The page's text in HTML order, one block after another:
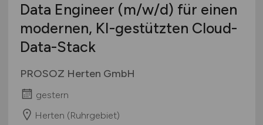
Data Engineer (m/w/d) für einen
modernen, KI-gestützten Cloud-
Data-Stack
PROSOZ Herten GmbH
gestern
Herten (Ruhrgebiet)